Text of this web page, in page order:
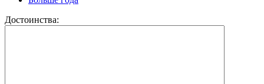
Достоинства: